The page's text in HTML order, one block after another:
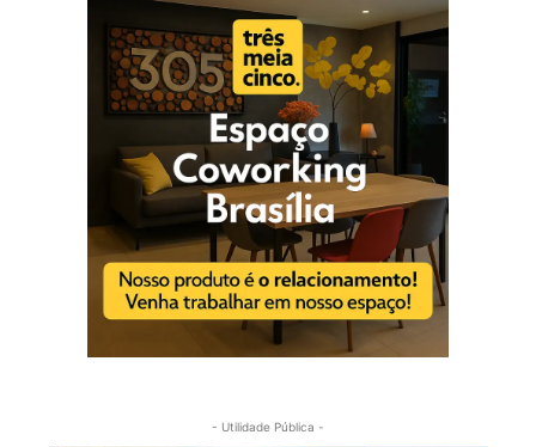
- Utilidade Pública -